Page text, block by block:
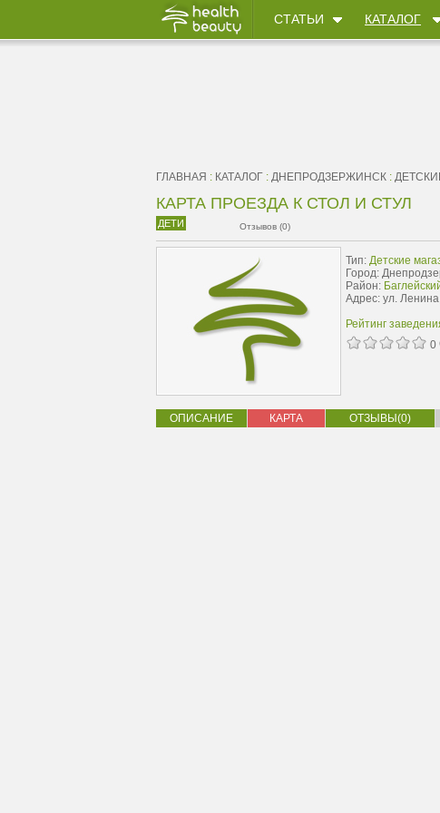
СТАТЬИ КАТАЛОГ
ГЛАВНАЯ : КАТАЛОГ : ДНЕПРОДЗЕРЖИНСК :
КАРТА ПРОЕЗДА К СТОЛ И СТУЛ
ДЕТИ Отзывов (0)
Тип: Детские
Город:
Район:
Адрес: ул.
Рейтинг
0
ОПИСАНИЕ КАРТА ОТЗЫВЫ(0)